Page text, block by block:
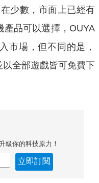
少數，市面上已經有
產品可以選擇，OUYA
市場，但不同的是，
全部遊戲皆可免費下
級你的科技原力！
立即訂閱